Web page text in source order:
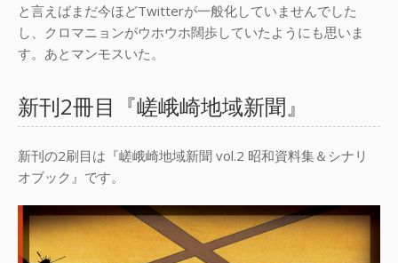
と言えばまだ今ほどTwitterが一般化していませんでした
し、クロマニョンがウホウホ闊歩していたようにも思いま
す。あとマンモスいた。
新刊2冊目『嵯峨崎地域新聞』
新刊の2刷目は『嵯峨崎地域新聞 vol.2 昭和資料集＆シナリ
オブック』です。